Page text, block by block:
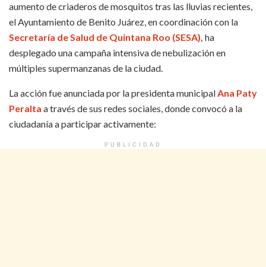
aumento de criaderos de mosquitos tras las lluvias recientes,
el Ayuntamiento de Benito Juárez, en coordinación con la
Secretaría de Salud de Quintana Roo (SESA), ha
desplegado una campaña intensiva de nebulización en
múltiples supermanzanas de la ciudad.
La acción fue anunciada por la presidenta municipalAna Paty
Peralta a través de sus redes sociales, donde convocó a la
ciudadanía a participar activamente:
PUBLICIDAD